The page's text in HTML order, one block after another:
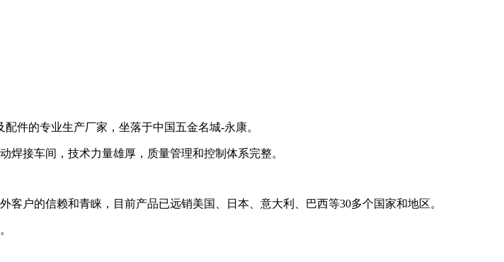
件的专业生产厂家，坐落于中国五金名城-永康。
接车间，技术力量雄厚，质量管理和控制体系完整。
户的信赖和青睐，目前产品已远销美国、日本、意大利、巴西等30多个国家和地区。